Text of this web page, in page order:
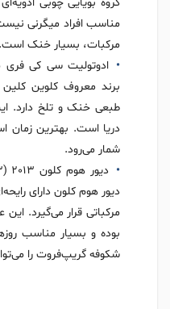
مناسب افراد میگرنی
مرکبات، بسیار خنک است.
برند معروف کلوین کلین
طبعی خنک و تلخ دارد.
دریا است. بهترین زمان
شمار می‌رود.
دیور هوم کلون دارای
مرکباتی قرار می‌گیرد.
بوده و بسیار مناسب
شکوفه گریپ‌فروت را